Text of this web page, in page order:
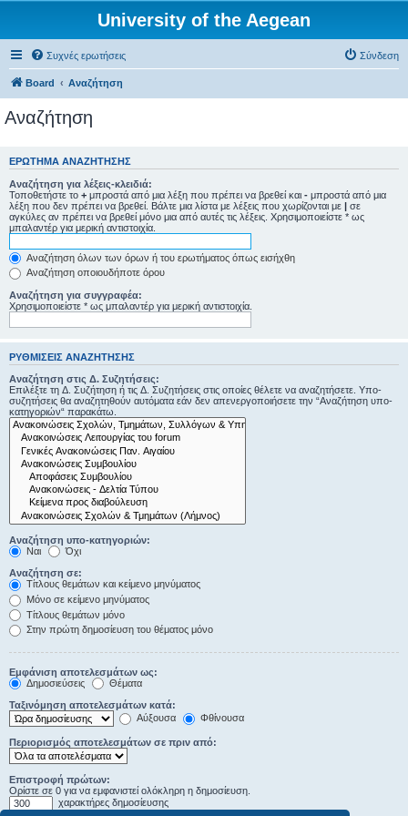
University of the Aegean
Συχνές ερωτήσεις Σύνδεση
Board Αναζήτηση
Αναζήτηση
ΕΡΏΤΗΜΑ ΑΝΑΖΉΤΗΣΗΣ
Αναζήτηση για λέξεις-κλειδιά:
Τοποθετήστε το + μπροστά από μια λέξη που πρέπει να βρεθεί και - μπροστά από μια
λέξη που δεν πρέπει να βρεθεί. Βάλτε μια λίστα με λέξεις που χωρίζονται με | σε
αγκύλες αν πρέπει να βρεθεί μόνο μια από αυτές τις λέξεις. Χρησιμοποιείστε * ως
μπαλαντέρ για μερική αντιστοιχία.
Αναζήτηση όλων των όρων ή του ερωτήματος όπως εισήχθη
Αναζήτηση οποιουδήποτε όρου
Αναζήτηση για συγγραφέα:
Χρησιμοποιείστε * ως μπαλαντέρ για μερική αντιστοιχία.
ΡΥΘΜΊΣΕΙΣ ΑΝΑΖΉΤΗΣΗΣ
Αναζήτηση στις Δ. Συζητήσεις:
Επιλέξτε τη Δ. Συζήτηση ή τις Δ. Συζητήσεις στις οποίες θέλετε να αναζητήσετε. Υπο-
συζητήσεις θα αναζητηθούν αυτόματα εάν δεν απενεργοποιήσετε την “Αναζήτηση υπο-
κατηγοριών“ παρακάτω.
Αναζήτηση υπο-κατηγοριών:
Ναι
Όχι
Αναζήτηση σε:
Τίτλους θεμάτων και κείμενο μηνύματος
Μόνο σε κείμενο μηνύματος
Τίτλους θεμάτων μόνο
Στην πρώτη δημοσίευση του θέματος μόνο
Εμφάνιση αποτελεσμάτων ως:
Δημοσιεύσεις
Θέματα
Ταξινόμηση αποτελεσμάτων κατά:
Αύξουσα
Φθίνουσα
Περιορισμός αποτελεσμάτων σε πριν από:
Επιστροφή πρώτων:
Ορίστε σε 0 για να εμφανιστεί ολόκληρη η δημοσίευση.
χαρακτήρες δημοσίευσης